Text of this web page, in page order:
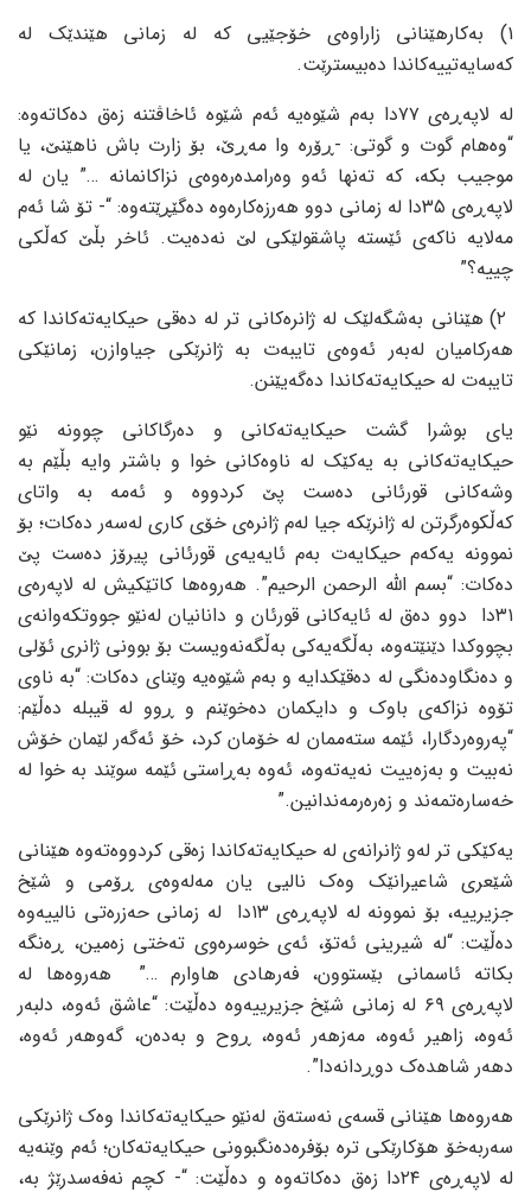
١) به‌کارهێنانی زاراوه‌ی خۆجێیی که‌ له‌ زمانی هێندێک له‌
که‌سایه‌تییه‌کاندا ده‌بیسترێت.
له‌ لاپه‌ڕه‌ی ٧٧دا به‌م شێوه‌یه‌ ئه‌م شێوه‌ ئاخاڤتنه‌ زه‌ق ده‌کاته‌وه‌:
“وه‌هام گوت و گوتی: -ڕۆره‌ وا مه‌ڕێ، بۆ زارت باش ناهێنێ، یا
موجیب بکه‌، که‌ ته‌نها ئه‌و وه‌رامده‌ره‌وه‌ی نزاکانمانه‌ …” یان له‌
لاپه‌ڕه‌ی ٣٥دا له‌ زمانی دوو هه‌رزه‌کاره‌وه‌ ده‌گێڕێته‌وه‌: “- تۆ شا ئه‌م
مه‌لایه‌ ناکه‌ی ئێسته‌ پاشقولێکی لێ نه‌ده‌یت. ئاخر بڵێ که‌ڵکی
چییه‌؟”
٢) هێنانی به‌شگه‌لێک له‌ ژانره‌کانی تر له‌ ده‌قی حیکایه‌ته‌کاندا که‌
هه‌رکامیان له‌به‌ر ئه‌وه‌ی تایبه‌ت به‌ ژانرێکی جیاوازن، زمانێکی
تایبه‌ت له‌ حیکایه‌ته‌کاندا ده‌گه‌یێنن.
یای بوشرا گشت حیکایه‌ته‌کانی و ده‌رگاکانی چوونه‌ نێو
حیکایه‌ته‌کانی به‌ یه‌کێک له‌ ناوه‌کانی خوا و باشتر وایه‌ بڵێم به‌
وشه‌کانی قورئانی ده‌ست پێ کردووه‌ و ئه‌مه‌ به‌ واتای
که‌ڵکوه‌رگرتن له‌ ژانرێکه‌ جیا له‌م ژانره‌ی خۆی کاری له‌سه‌ر ده‌کات؛ بۆ
نموونه‌ یه‌که‌م حیکایه‌ت به‌م ئایه‌یه‌ی قورئانی پیرۆز ده‌ست پێ
ده‌کات: “بسم الله‌ الرحمن الرحیم”. هه‌روه‌ها کاتێکیش له‌ لاپه‌ره‌ی
٣١دا دوو ده‌ق له‌ ئایه‌کانی قورئان و دانانیان له‌نێو جووتکه‌وانه‌ی
بچووکدا دێنێته‌وه‌، به‌ڵگه‌یه‌کی به‌ڵگه‌نه‌ویست بۆ بوونی ژانری ئۆلی
و ده‌نگاوده‌نگی له‌ ده‌قێکدایه‌ و به‌م شێوه‌یه‌ وێنای ده‌کات: “به‌ ناوی
تۆوه‌ نزاکه‌ی باوک و دایکمان ده‌خوێنم و ڕوو له‌ قیبله‌ ده‌ڵێم:
“په‌روه‌ردگارا، ئێمه‌ سته‌ممان له‌ خۆمان کرد، خۆ ئه‌گه‌ر لێمان خۆش
نه‌بیت و به‌زه‌ییت نه‌یه‌ته‌وه‌، ئه‌وه‌ به‌ڕاستی ئێمه‌ سوێند به‌ خوا له‌
خه‌ساره‌تمه‌ند و زه‌ره‌رمه‌ندانین.”
یه‌کێکی تر له‌و ژانرانه‌ی له‌ حیکایه‌ته‌کاندا زه‌قی کردووه‌ته‌وه‌ هێنانی
شێعری شاعیرانێک وه‌ک نالیی یان مه‌له‌وه‌ی ڕۆمی و شێخ
جزیرییه‌، بۆ نموونه‌ له‌ لاپه‌ڕه‌ی ١٣دا له‌ زمانی حه‌زره‌تی نالییه‌وه‌
ده‌ڵێت: “له‌ شیرینی ئه‌تۆ، ئه‌ی خوسره‌وی ته‌ختی زه‌مین، ڕه‌نگه‌
بکاته‌ ئاسمانی بێستوون، فه‌رهادی هاوارم …” هه‌روه‌ها له‌
لاپه‌ڕه‌ی ٦٩ له‌ زمانی شێخ جزیرییه‌وه‌ ده‌ڵێت: “عاشق ئه‌وه‌، دلبه‌ر
ئه‌وه‌، زاهیر ئه‌وه‌، مه‌زهه‌ر ئه‌وه‌، ڕوح و به‌ده‌ن، گه‌وهه‌ر ئه‌وه‌،
دهه‌ر شاهده‌ک دوڕدانه‌دا”.
هه‌روه‌ها هێنانی قسه‌ی نه‌سته‌ق له‌نێو حیکایه‌ته‌کاندا وه‌ک ژانرێکی
سه‌ربه‌خۆ هۆکارێکی تره‌ بۆفره‌ده‌نگبوونی حیکایه‌ته‌کان؛ ئه‌م وێنه‌یه‌
له‌ لاپه‌ڕه‌ی ٢٤دا زه‌ق ده‌کاته‌وه‌ و ده‌ڵێت: “- کچم نه‌فه‌سدرێژ به‌،